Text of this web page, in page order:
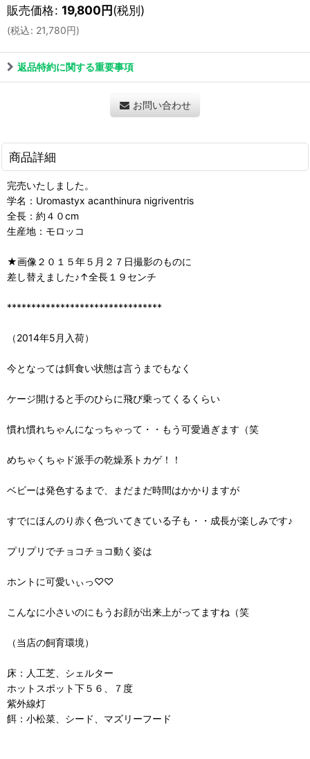
販売価格: 19,800円(税別)
(税込: 21,780円)
返品特約に関する重要事項
お問い合わせ
商品詳細
完売いたしました。
学名：Uromastyx acanthinura nigriventris
全長：約４０cm
生産地：モロッコ
★画像２０１５年５月２７日撮影のものに
差し替えました♪↑全長１９センチ
********************************
（2014年5月入荷）
今となっては餌食い状態は言うまでもなく
ケージ開けると手のひらに飛び乗ってくるくらい
慣れ慣れちゃんになっちゃって・・もう可愛過ぎます（笑
めちゃくちゃド派手の乾燥系トカゲ！！
ベビーは発色するまで、まだまだ時間はかかりますが
すでにほんのり赤く色づいてきている子も・・成長が楽しみです♪
プリプリでチョコチョコ動く姿は
ホントに可愛いぃっ♡♡
こんなに小さいのにもうお顔が出来上がってますね（笑
（当店の飼育環境）
床：人工芝、シェルター
ホットスポット下５６、７度
紫外線灯
餌：小松菜、シード、マズリーフード